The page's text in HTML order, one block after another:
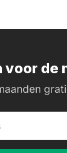
voor de